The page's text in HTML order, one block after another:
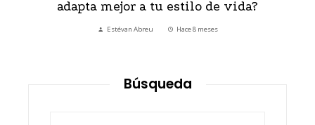
sin cicatrices visibles
Estévan Abreu Hace 8 meses
Búsqueda